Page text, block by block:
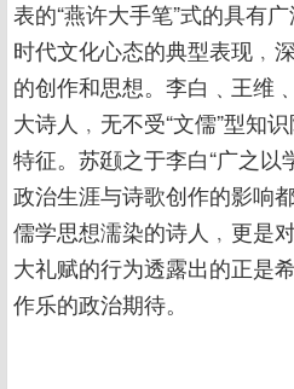
表的“燕许大手笔”式的具有
时代文化心态的典型表现﹐
的创作和思想。李白﹑王维
大诗人﹐无不受“文儒”型知
特征。苏颋之于李白“广之以
政治生涯与诗歌创作的影响
儒学思想濡染的诗人﹐更是
大礼赋的行为透露出的正是
作乐的政治期待。